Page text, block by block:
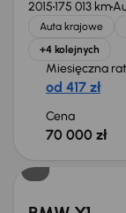
2015175 013 km
Auta krajowe
+4 kolejnych
Miesięczna
od 417 zł
Cena
70 000 zł